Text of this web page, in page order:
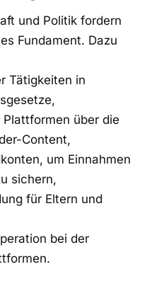
und Politik fordern
Fundament. Dazu
Tätigkeiten in
über die
Content,
um Einnahmen
sichern,
für Eltern und
bei der